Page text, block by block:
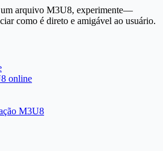
um arquivo M3U8, experimente—
como é direto e amigável ao usuário.
online
M3U8